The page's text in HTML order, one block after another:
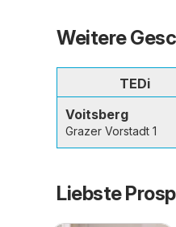
Weitere
TEDi
Voitsberg
Grazer Vorstadt 1
Liebste